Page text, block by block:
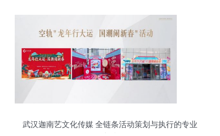
武汉迦南艺文化传媒 全链条活动策划与执行的专业